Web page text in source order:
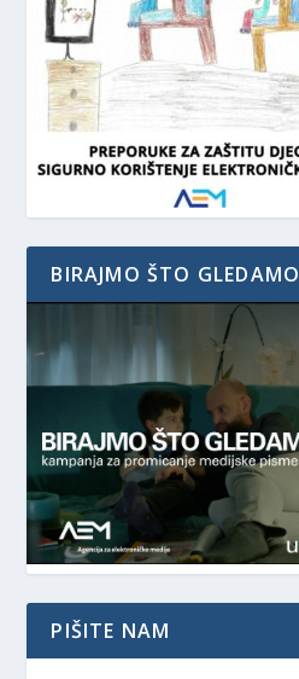
BIRAJMO ŠTO GLEDAMO
PIŠITE NAM